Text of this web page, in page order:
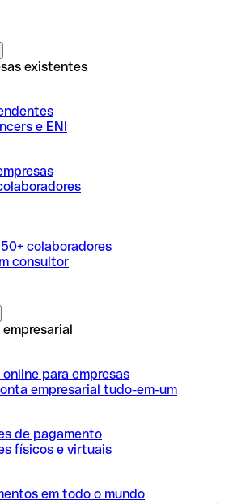
existentes
e ENI
colaboradores
consultor
para empresas
empresarial tudo-em-um
de pagamento
físicos e virtuais
em todo o mundo